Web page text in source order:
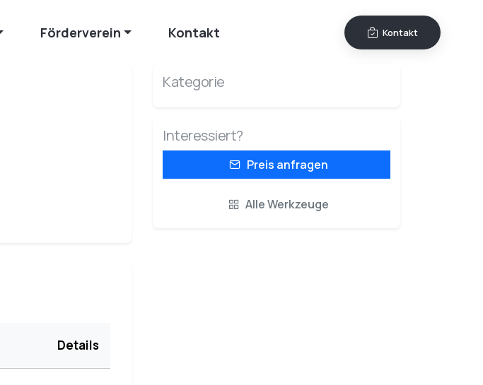
Förderverein Kontakt Kontakt
Details
Kategorie
Interessiert?
Preis anfragen
Alle Werkzeuge